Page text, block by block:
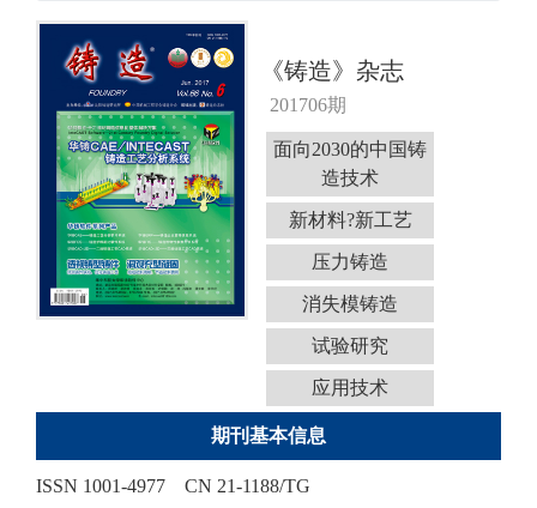
《铸造》杂志
201706期
面向2030的中国铸
造技术
新材料?新工艺
压力铸造
消失模铸造
试验研究
应用技术
期刊基本信息
ISSN 1001-4977 CN 21-1188/TG